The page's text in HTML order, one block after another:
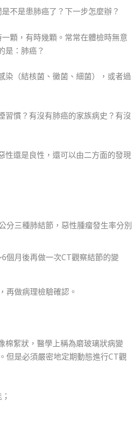
不是患肺癌了？下一步怎麼辦？
顆，有時幾顆。常常在體檢時無意
是：肺癌？
染（結核菌、黴菌、細菌），或者過
習慣？有沒有肺癌的家族病史？有沒
性還是良性，還可以由二方面的發現
分三種肺結節，惡性腫瘤發生率分別
個月後再做一次CT觀察結節的變
再做病理檢驗確認。
棉絮狀，醫學上稱為磨玻璃狀病變
但是必須嚴密地定期動態進行CT觀